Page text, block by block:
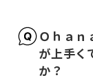
Ｏｈａｎ
が上手く
か？